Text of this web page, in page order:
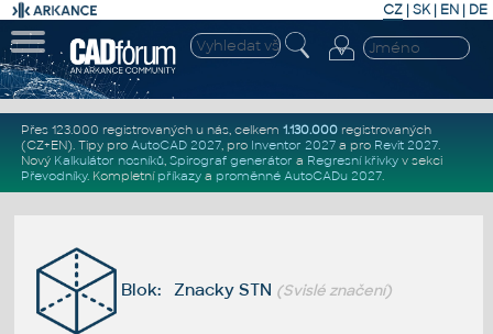
CZ | SK| EN | DE
Přes 123.000 registrovaných u nás, celkem 1.130.000registrovaných
(CZ+EN). Tipy pro AutoCAD 2027, pro Inventor 2027a pro Revit 2027.
Nový Kalkulátor nosníků, Spirograf generátor a Regresní křivkyv sekci
Převodníky. Kompletní příkazya proměnné AutoCADu 2027.
Blok: Znacky STN (Svislé značení)